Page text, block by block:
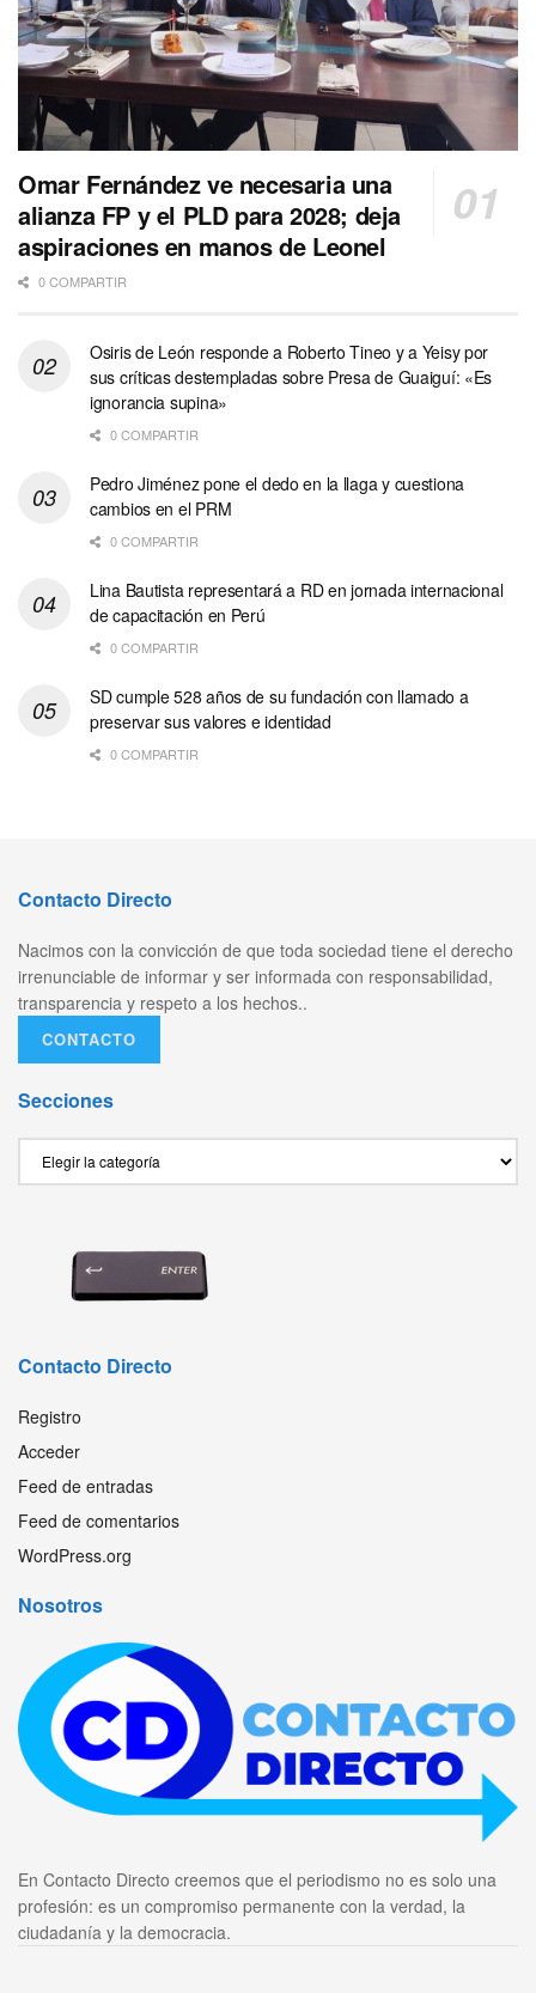
Omar Fernández ve necesaria una
alianza FP y el PLD para 2028; deja
aspiraciones en manos de Leonel
0 COMPARTIR
Osiris de León responde a Roberto Tineo y a Yeisy por
sus críticas destempladas sobre Presa de Guaiguí: «Es
ignorancia supina»
0 COMPARTIR
Pedro Jiménez pone el dedo en la llaga y cuestiona
cambios en el PRM
0 COMPARTIR
Lina Bautista representará a RD en jornada internacional
de capacitación en Perú
0 COMPARTIR
SD cumple 528 años de su fundación con llamado a
preservar sus valores e identidad
0 COMPARTIR
Contacto Directo
Nacimos con la convicción de que toda sociedad tiene el derecho
irrenunciable de informar y ser informada con responsabilidad,
transparencia y respeto a los hechos..
CONTACTO
Secciones
Contacto Directo
Registro
Acceder
Feed de entradas
Feed de comentarios
WordPress.org
Nosotros
En Contacto Directo creemos que el periodismo no es solo una
profesión: es un compromiso permanente con la verdad, la
ciudadanía y la democracia.